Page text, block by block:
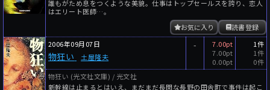
誰もがため息をつくような美貌。仕事はトップセールスを誇り、恋人
はエリート医師…。
読書登録
お気に入り
2006年09月07日
物狂い 土屋隆夫
-
7.00pt
7.00pt
0.00pt
1件
1件
0件
物狂い (光文社文庫) / 光文社
新幹線は止まるとはいえ、まだまだ長閑な長野の田舎町で事件は起こ